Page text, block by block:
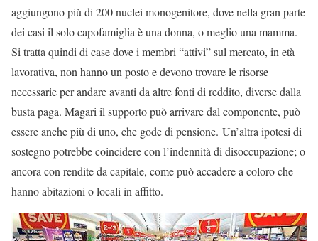
aggiungono più di 200 nuclei monogenitore, dove nella gran parte
dei casi il solo capofamiglia è una donna, o meglio una mamma.
Si tratta quindi di case dove i membri “attivi” sul mercato, in età
lavorativa, non hanno un posto e devono trovare le risorse
necessarie per andare avanti da altre fonti di reddito, diverse dalla
busta paga. Magari il supporto può arrivare dal componente, può
essere anche più di uno, che gode di pensione. Un’altra ipotesi di
sostegno potrebbe coincidere con l’indennità di disoccupazione; o
ancora con rendite da capitale, come può accadere a coloro che
hanno abitazioni o locali in affitto.